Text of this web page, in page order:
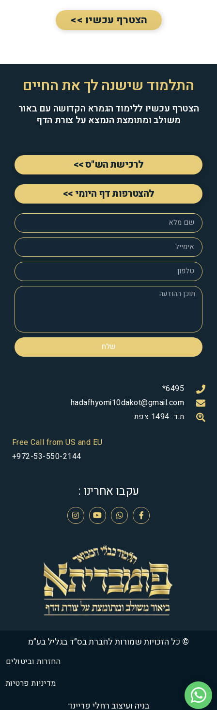
הצטרף עכשיו >>
התלמוד שישנה לך את החיים
הצטרף עכשיו ללימוד הגמרא הקדושה עם באור
משולב ומתומצת הנמצא על צורת הדף
לרכישת הש"ס >>
להצטרפות דף היומי >>
שלח
6495*
hadafhyomi10dakot@gmail.com
ת.ד. 1494 צפת
Free Call from US and EU
+972-53-550-2144
עקבו אחרינו :
© כל הזכויות שמורות לחברת בס״ד בגליל בע״מ
החזרות וביטולים
מדיניות פרטיות
בניה ועיצוב רחלי פריינד